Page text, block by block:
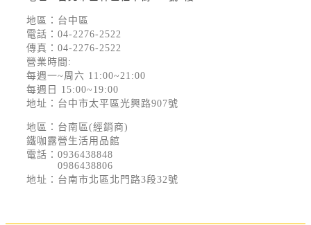
地區：台中區
電話： 04-2276-2522
傳真：04-2276-2522
營業時間:
每週一~周六 11:00~21:00
每週日 15:00~19:00
地址：台中市太平區光興路907號
地區：台南區(經銷商)
鐵咖露營生活用品館
電話： 0936438848
0986438806
地址：台南市北區北門路3段32號